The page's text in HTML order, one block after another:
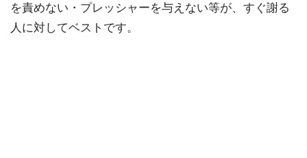
を責めない・プレッシャーを与えない等が、すぐ謝る
人に対してベストです。